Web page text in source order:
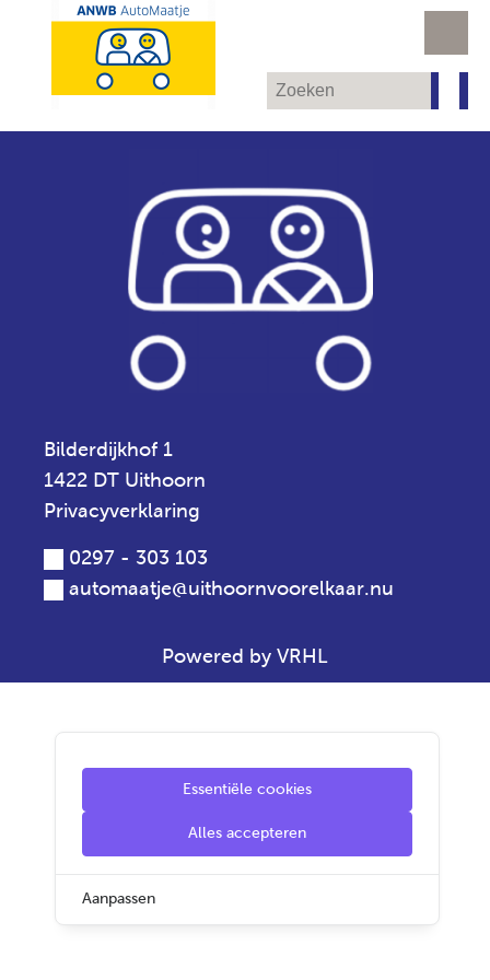
Bilderdijkhof 1
1422 DT Uithoorn
Privacyverklaring
0297 - 303 103
automaatje@uithoornvoorelkaar.nu
Powered by VRHL
Essentiële cookies
Alles accepteren
Aanpassen